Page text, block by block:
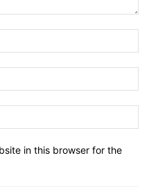
in this browser for the